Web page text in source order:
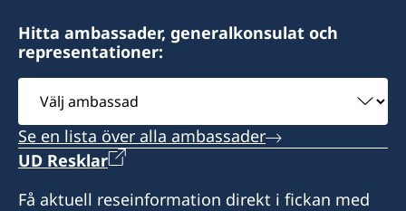
Vänligen boka tid via mail innan besök.
Telefontider: måndag, onsdag och fredag kl. 15
- 16
Honorär generalkonsul
Leonardo Couto Núñez
Hitta ambassader, generalkonsulat och
representationer:
Välj
ambassad
Se en lista över alla ambassader
UD Resklar
Få aktuell reseinformation direkt i fickan med